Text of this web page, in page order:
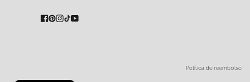
Métodos
Política de reembolso